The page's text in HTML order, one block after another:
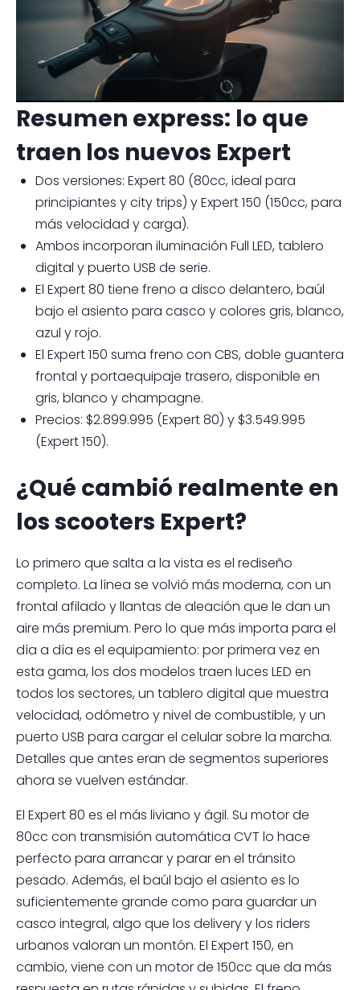
Resumen express: lo que
traen los nuevos Expert
Dos versiones: Expert 80 (80cc, ideal para
principiantes y city trips) y Expert 150 (150cc, para
más velocidad y carga).
Ambos incorporan iluminación Full LED, tablero
digital y puerto USB de serie.
El Expert 80 tiene freno a disco delantero, baúl
bajo el asiento para casco y colores gris, blanco,
azul y rojo.
El Expert 150 suma freno con CBS, doble guantera
frontal y portaequipaje trasero, disponible en
gris, blanco y champagne.
Precios: $2.899.995 (Expert 80) y $3.549.995
(Expert 150).
¿Qué cambió realmente en
los scooters Expert?
Lo primero que salta a la vista es el rediseño
completo. La línea se volvió más moderna, con un
frontal afilado y llantas de aleación que le dan un
aire más premium. Pero lo que más importa para el
día a día es el equipamiento: por primera vez en
esta gama, los dos modelos traen luces LED en
todos los sectores, un tablero digital que muestra
velocidad, odómetro y nivel de combustible, y un
puerto USB para cargar el celular sobre la marcha.
Detalles que antes eran de segmentos superiores
ahora se vuelven estándar.
El Expert 80 es el más liviano y ágil. Su motor de
80cc con transmisión automática CVT lo hace
perfecto para arrancar y parar en el tránsito
pesado. Además, el baúl bajo el asiento es lo
suficientemente grande como para guardar un
casco integral, algo que los delivery y los riders
urbanos valoran un montón. El Expert 150, en
cambio, viene con un motor de 150cc que da más